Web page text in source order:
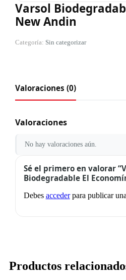
Varsol
New Andin
Categoría: Sin categorizar
Valoraciones (0)
Valoraciones
No hay valoraciones aún.
Sé el primero en valorar
Biodegradable El
Debes accederpara publicar
Productos